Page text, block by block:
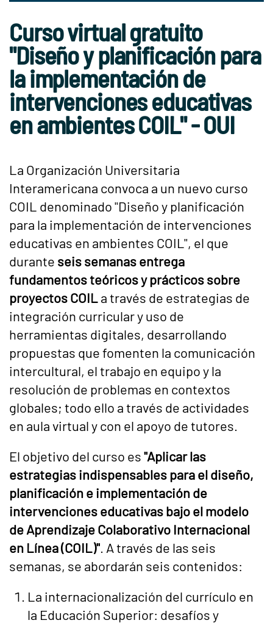
Curso virtual gratuito
"Diseño y planificación para
la implementación de
intervenciones educativas
en ambientes COIL" - OUI
La Organización Universitaria
Interamericana convoca a un nuevo curso
COIL denominado "Diseño y planificación
para la implementación de intervenciones
educativas en ambientes COIL", el que
durante seis semanas entrega
fundamentos teóricos y prácticos sobre
proyectos COIL a través de estrategias de
integración curricular y uso de
herramientas digitales, desarrollando
propuestas que fomenten la comunicación
intercultural, el trabajo en equipo y la
resolución de problemas en contextos
globales; todo ello a través de actividades
en aula virtual y con el apoyo de tutores.
El objetivo del curso es"Aplicar las
estrategias indispensables para el diseño,
planificación e implementación de
intervenciones educativas bajo el modelo
de Aprendizaje Colaborativo Internacional
en Línea (COIL)" . A través de las seis
semanas, se abordarán seis contenidos:
La internacionalización del currículo en
la Educación Superior: desafíos y